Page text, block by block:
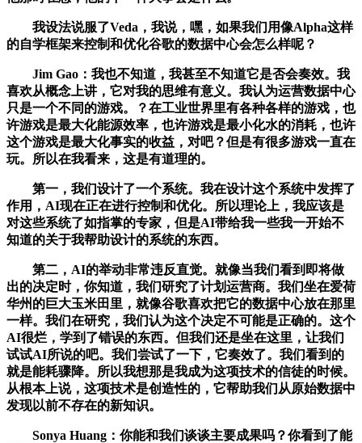
我设法说服了Veda，我说，嘿，如果我们用像Alpha这样
的自学框架来控制和优化谷歌的数据中心会怎么样呢？
Jim Gao：我也不知道，我甚至不知道它是否会奏效。我
喜欢从概念上讲，它对我的思维有意义。我认为运营数据中心
只是一个不同的游戏。？在工业世界里有各种各样的游戏，也
许游戏是最大化能源效率，也许游戏是最小化水的消耗，也许
这个游戏是最大化事实的收益，对吧？但是有很多游戏一直在
玩。所以在我看来，这是有道理的。
第一，我们设计了一个系统。我在设计这个系统中发挥了
作用，AI现在正在进行控制和优化。所以理论上，我应该是
对这些系统了如指掌的专家，但是AI带给我一些我一开始不
知道的关于我帮助设计的系统的东西。
第二，AI的举动非常违反直觉。就像当我们看到即将做
出的决定时，你知道，我们研究了计划运营商。我们坐在爱荷
华州的巨大玉米田里，就像谷歌喜欢把它的数据中心放在那里
一样。我们在研究，我们认为这个决定不可能是正确的。这个
AI很烂，学到了错误的东西。但我们还是坐在这里，让我们
试试AI所说的吧。我们尝试了一下，它奏效了。我们看到的
就是能耗骤降。所以我想那是我成为这项技术的信徒的时候。
从根本上说，这项技术是创造性的，它帮助我们从原始数据中
发现以前不存在的新知识。
Sonya Huang：你能和我们谈谈主要成果吗？你看到了能